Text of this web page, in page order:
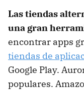
Las tiendas
una gran
encontrar apps
tiendas de
Google Play.
populares.